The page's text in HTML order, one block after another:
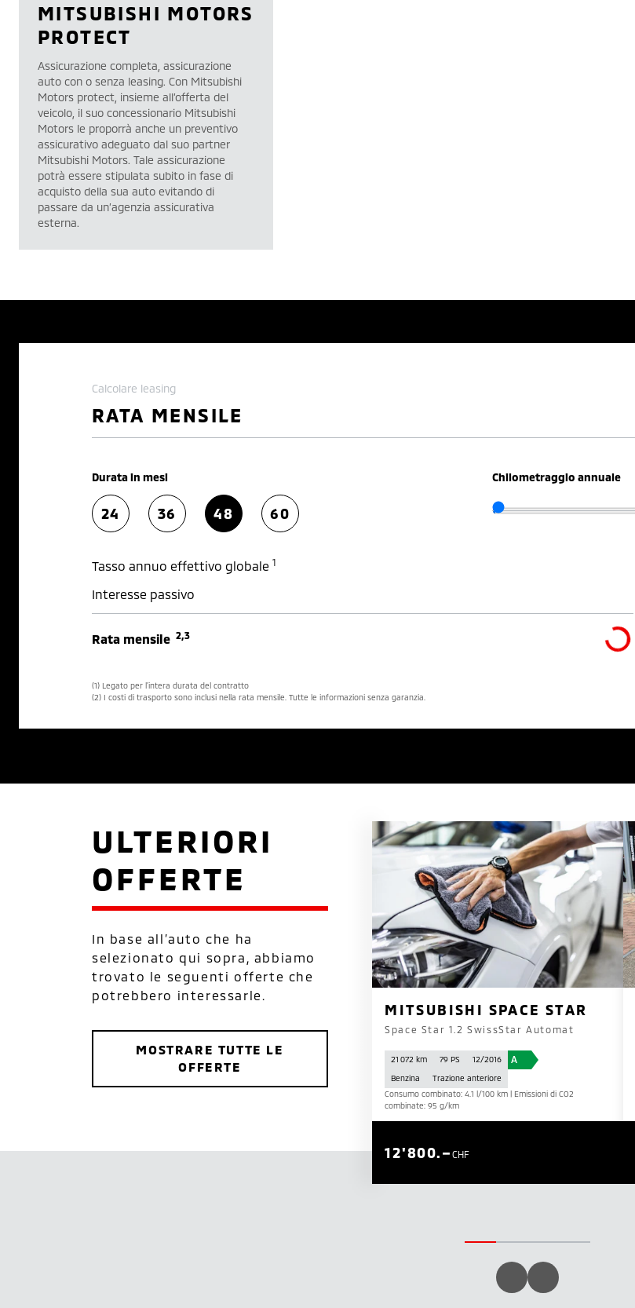
MITSUBISHI MOTORS
PROTECT
Assicurazione completa, assicurazione
auto con o senza leasing. Con Mitsubishi
Motors protect, insieme all’offerta del
veicolo, il suo concessionario Mitsubishi
Motors le proporrà anche un preventivo
assicurativo adeguato dal suo partner
Mitsubishi Motors. Tale assicurazione
potrà essere stipulata subito in fase di
acquisto della sua auto evitando di
passare da un’agenzia assicurativa
esterna.
Calcolare leasing
RATA MENSILE
Durata in mesi
24 36 48 60
Chilometraggio annuale
Tasso annuo effettivo globale 1
Interesse passivo
Rata mensile 2,3
(1) Legato per l’intera durata del contratto
(2) I costi di trasporto sono inclusi nella rata mensile. Tutte le informazioni senza garanzia.
ULTERIORI
OFFERTE
In base all’auto che ha
selezionato qui sopra, abbiamo
trovato le seguenti offerte che
potrebbero interessarle.
MOSTRARE TUTTE LE
OFFERTE
MITSUBISHI SPACE STAR
Space Star 1.2 SwissStar Automat
21 072 km 79 PS 12/2016 A
Benzina
Trazione anteriore
Consumo combinato: 4.1 l/100 km | Emissioni di CO2
combinate: 95 g/km
CHF
12'800.–